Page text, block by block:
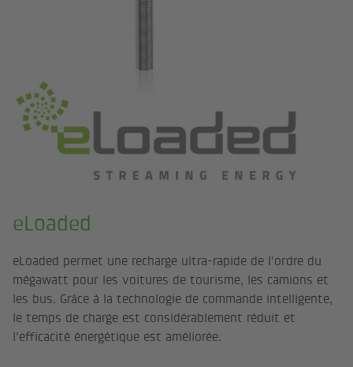
eLoaded
eLoaded permet une recharge ultra-rapide de l'ordre du
mégawatt pour les voitures de tourisme, les camions et
les bus. Grâce à la technologie de commande intelligente,
le temps de charge est considérablement réduit et
l'efficacité énergétique est améliorée.